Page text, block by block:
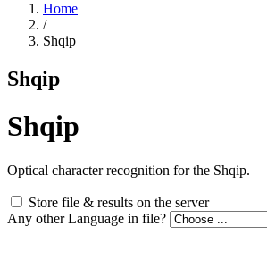
Home
/
Shqip
Shqip
Shqip
Optical character recognition for the Shqip.
Store file & results on the server
Any other Language in file?